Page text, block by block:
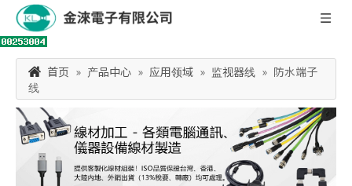
首页 » 产品中心 » 应用领域 » 监视器线 » 防水端子
线